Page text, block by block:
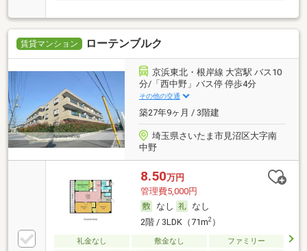
賃貸マンション ローテンブルク
京浜東北・根岸線 大宮駅 バス10
分/「西中野」バス停 停歩4分
その他の交通
築27年9ヶ月 / 3階建
埼玉県さいたま市見沼区大字南
中野
8.50万円
管理費5,000円
なし
なし
2階 / 3LDK（71m2）
礼金なし 敷金なし
ファミリー